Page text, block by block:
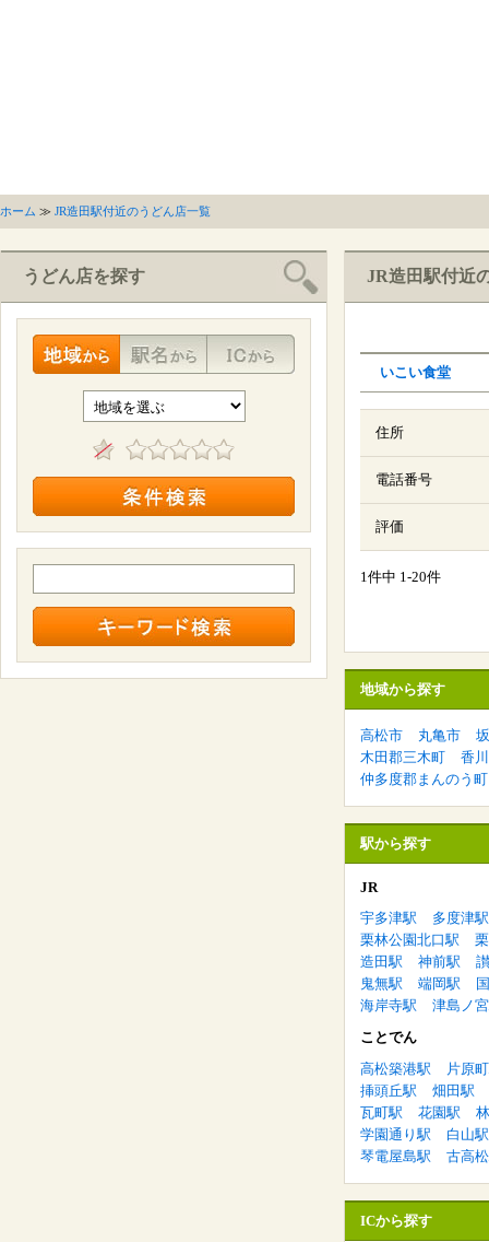
ホーム ≫ JR造田駅付近のうどん店一覧
うどん店を探す JR造田駅付近
いこい食堂
住所
電話番号
評価
1件中 1-20件
地域から探す
高松市 丸亀市
木田郡三木町
香
仲多度郡まんのう町
駅から探す
JR
宇多津駅
多度津駅
栗林公園北口駅
造田駅
神前駅
鬼無駅
端岡駅
海岸寺駅
津島ノ
ことでん
高松築港駅
片原
挿頭丘駅
畑田駅
瓦町駅
花園駅
学園通り駅
白山駅
琴電屋島駅
古高
ICから探す